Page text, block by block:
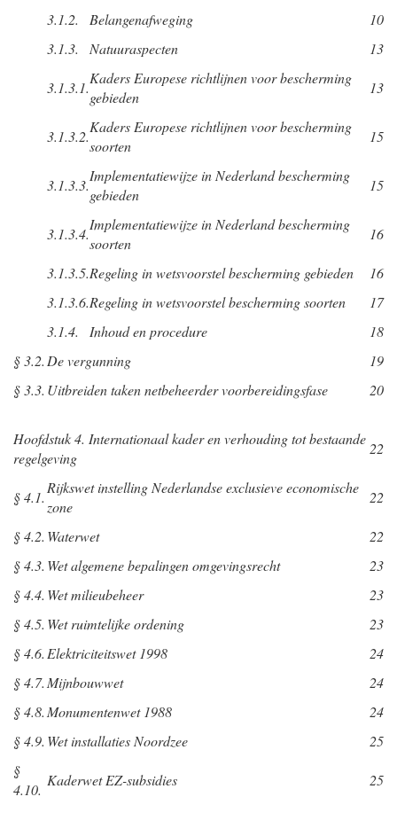
3.1.2.
Belangenafweging
10
3.1.3.
Natuuraspecten 13
3.1.3.1.
Kaders Europese richtlijnen voor bescherming
gebieden
13
3.1.3.2.
Kaders Europese richtlijnen voor bescherming
soorten
15
3.1.3.3.
Implementatiewijze in Nederland bescherming
gebieden
15
3.1.3.4.
Implementatiewijze in Nederland bescherming
soorten
16
3.1.3.5.Regeling in wetsvoorstel bescherming gebieden
16
3.1.3.6.Regeling in wetsvoorstel bescherming soorten
17
3.1.4.
Inhoud en procedure
18
§ 3.2. De vergunning
19
§ 3.3. Uitbreiden taken netbeheerder voorbereidingsfase 20
Hoofdstuk 4. Internationaal kader en verhouding tot bestaande
regelgeving
22
§ 4.1.
Rijkswet instelling Nederlandse exclusieve economische
zone
22
§ 4.2. Waterwet
22
§ 4.3. Wet algemene bepalingen omgevingsrecht
23
§ 4.4. Wet milieubeheer
23
§ 4.5. Wet ruimtelijke ordening
23
§ 4.6. Elektriciteitswet 1998
24
§ 4.7. Mijnbouwwet
24
§ 4.8. Monumentenwet 1988
24
§ 4.9. Wet installaties Noordzee
25
§
4.10.
Kaderwet EZ-subsidies 25